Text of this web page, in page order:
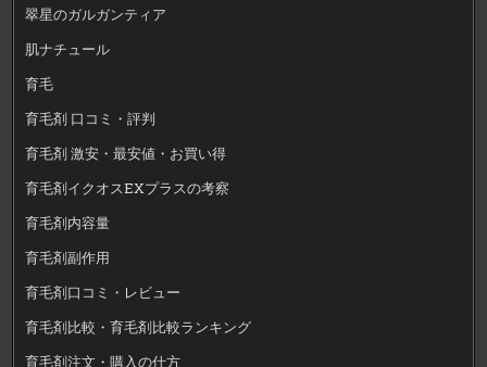
翠星のガルガンティア
肌ナチュール
育毛
育毛剤 口コミ・評判
育毛剤 激安・最安値・お買い得
育毛剤イクオスEXプラスの考察
育毛剤内容量
育毛剤副作用
育毛剤口コミ・レビュー
育毛剤比較・育毛剤比較ランキング
育毛剤注文・購入の仕方